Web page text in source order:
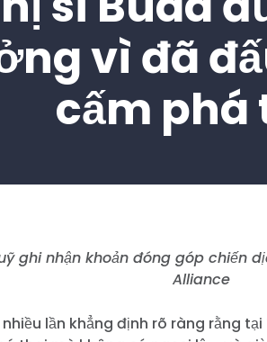
vì đã
cấm phá
ghi nhận khoản đóng góp chiến
Alliance
lần khẳng định rõ ràng rằng